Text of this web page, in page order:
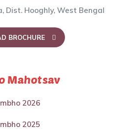
Dist. Hooghly, West Bengal
BROCHURE
Mahotsav
2026
2025